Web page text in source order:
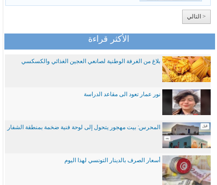
< التالي
الأكثر قراءة
بلاغ من الغرفة الوطنية لصانعي العجين الغذائي والكسكسي
نور عمار تعود الى مقاعد الدراسة
المحرس: بيت مهجور يتحول إلى لوحة فنية ضخمة بمنطقة الشفار
أسعار الصرف بالدينار التونسي لهذا اليوم